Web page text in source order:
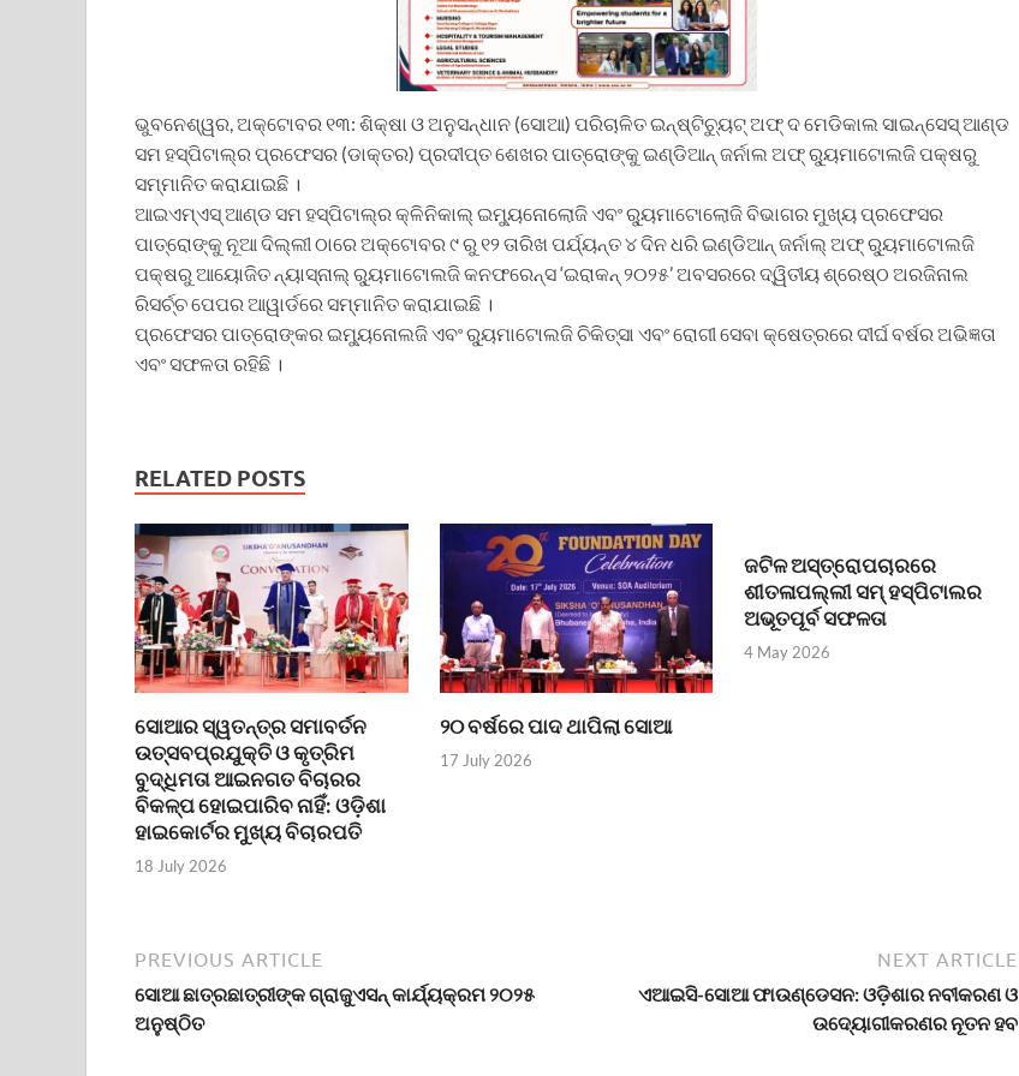
ଭୁବନେଶ୍ୱର, ଅକ୍ଟୋବର ୧୩: ଶିକ୍ଷା ଓ ଅନୁସନ୍ଧାନ (ସୋଆ) ପରିଚାଳିତ ଇନ୍‌ଷ୍ଟିଚ୍ୟୁଟ୍ ଅଫ୍ ଦ ମେଡିକାଲ ସାଇନ୍‌ସେସ୍ ଆଣ୍ଡ
ସମ ହସ୍ପିଟାଲ୍‌ର ପ୍ରଫେସର (ଡାକ୍ତର) ପ୍ରଦୀପ୍ତ ଶେଖର ପାତ୍ରୋଙ୍କୁ ଇଣ୍ଡିଆନ୍ ଜର୍ନାଲ ଅଫ୍ ର‌୍ୟୁମାଟୋଲଜି ପକ୍ଷରୁ
ସମ୍ମାନିତ କରାଯାଇଛି ।
ଆଇଏମ୍‌ଏସ୍ ଆଣ୍ଡ ସମ ହସ୍ପିଟାଲ୍‌ର କ୍ଳିନିକାଲ୍ ଇମ୍ୟୁନୋଲୋଜି ଏବଂ ର‌୍ୟୁମାଟୋଲୋଜି ବିଭାଗର ମୁଖ୍ୟ ପ୍ରଫେସର
ପାତ୍ରୋଙ୍କୁ ନୂଆ ଦିଲ୍ଲୀ ଠାରେ ଅକ୍ଟୋବର ୯ ରୁ ୧୨ ତାରିଖ ପର୍ଯ୍ୟନ୍ତ ୪ ଦିନ ଧରି ଇଣ୍ଡିଆନ୍ ଜର୍ନାଲ୍ ଅଫ୍ ର‌୍ୟୁମାଟୋଲଜି
ପକ୍ଷରୁ ଆୟୋଜିତ ନ୍ୟାସ୍‌ନାଲ୍ ର‌୍ୟୁମାଟୋଲଜି କନଫରେନ୍ସ ‘ଇରାକନ୍ ୨୦୨୫’ ଅବସରରେ ଦ୍ୱିତୀୟ ଶ୍ରେଷ୍ଠ ଅରଜିନାଲ
ରିସର୍ଚ୍ଚ ପେପର ଆୱାର୍ଡରେ ସମ୍ମାନିତ କରାଯାଇଛି ।
ପ୍ରଫେସର ପାତ୍ରୋଙ୍କର ଇମ୍ୟୁନୋଲଜି ଏବଂ ର‌୍ୟୁମାଟୋଲଜି ଚିକିତ୍ସା ଏବଂ ରୋଗୀ ସେବା କ୍ଷେତ୍ରରେ ଦୀର୍ଘ ବର୍ଷର ଅଭିଜ୍ଞତା
ଏବଂ ସଫଳତା ରହିଛି ।
RELATED POSTS
ସୋଆର ସ୍ୱତନ୍ତ୍ର ସମାବର୍ତନ
ଉତ୍ସବପ୍ରଯୁକ୍ତି ଓ କୃତ୍ରିମ
ବୁଦ୍ଧିମତା ଆଇନଗତ ବିଚାରର
ବିକଳ୍ପ ହୋଇପାରିବ ନାହିଁ: ଓଡ଼ିଶା
ହାଇକୋର୍ଟର ମୁଖ୍ୟ ବିଚାରପତି
18 July 2026
୨୦ ବର୍ଷରେ ପାଦ ଥାପିଲା ସୋଆ
17 July 2026
ଜଟିଳ ଅସ୍ତ୍ରୋପଚାରରେ
ଶୀତଳାପଲ୍ଲୀ ସମ୍ ହସ୍ପିଟାଲର
ଅଭୂତପୂର୍ବ ସଫଳତା
4 May 2026
PREVIOUS ARTICLE
ସୋଆ ଛାତ୍ରଛାତ୍ରୀଙ୍କ ଗ୍ରାଜୁଏସନ୍ କାର୍ଯ୍ୟକ୍ରମ ୨୦୨୫
ଅନୁଷ୍ଠିତ
NEXT ARTICLE
ଏଆଇସି-ସୋଆ ଫାଉଣ୍ଡେସନ: ଓଡ଼ିଶାର ନବୀକରଣ ଓ
ଉଦ୍ୟୋଗୀକରଣର ନୂତନ ହବ